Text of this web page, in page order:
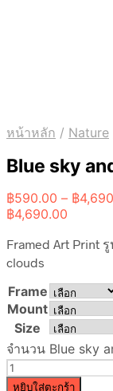
หน้าหลัก / Nature
Blue sky
฿590.00 – ฿
฿4,690.00
Framed Art Print
clouds
Frame
Mount
Size
จำนวน Blue sky
หยิบใส่ตะกร้า